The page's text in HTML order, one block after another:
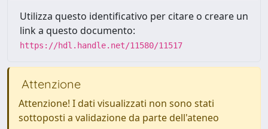
Utilizza questo identificativo per citare o creare un
link a questo documento:
https://hdl.handle.net/11580/11517
Attenzione
Attenzione! I dati visualizzati non sono stati
sottoposti a validazione da parte dell'ateneo